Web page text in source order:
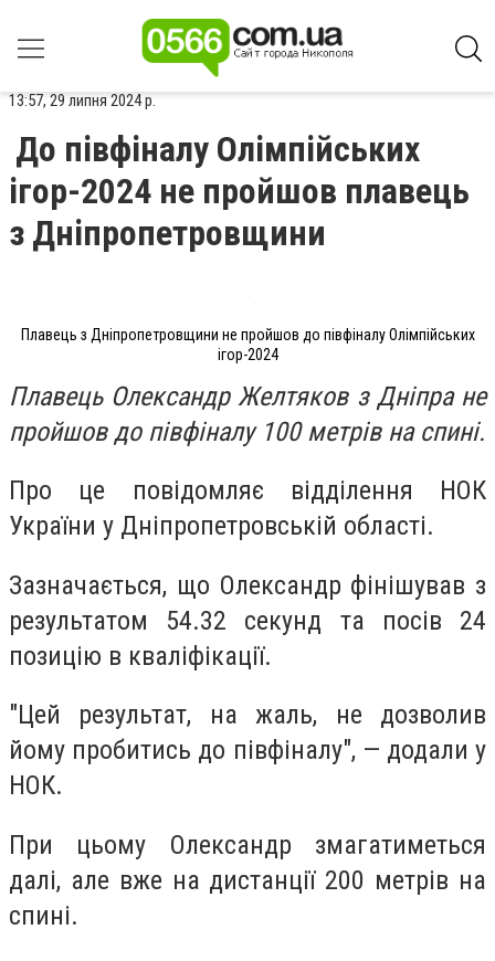
13:57, 29 липня 2024 р.
До півфіналу Олімпійських
ігор-2024 не пройшов плавець
з Дніпропетровщини
Плавець з Дніпропетровщини не пройшов до півфіналу Олімпійських
ігор-2024
Плавець Олександр Желтяков з Дніпра не
пройшов до півфіналу 100 метрів на спині.
Про це повідомляє відділення НОК
України у Дніпропетровській області.
Зазначається, що Олександр фінішував з
результатом 54.32 секунд та посів 24
позицію в кваліфікації.
"Цей результат, на жаль, не дозволив
йому пробитись до півфіналу", — додали у
НОК.
При цьому Олександр змагатиметься
далі, але вже на дистанції 200 метрів на
спині.